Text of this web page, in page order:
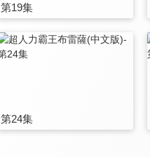
第19集
第24集